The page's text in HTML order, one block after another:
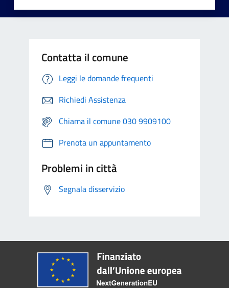
Contatta il comune
Leggi le domande frequenti
Richiedi Assistenza
Chiama il comune 030 9909100
Prenota un appuntamento
Problemi in città
Segnala disservizio